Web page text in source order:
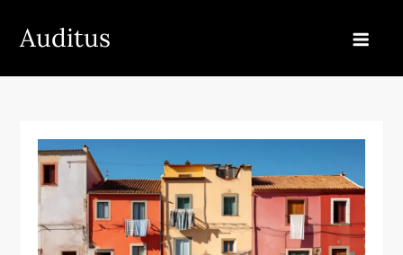
Auditus